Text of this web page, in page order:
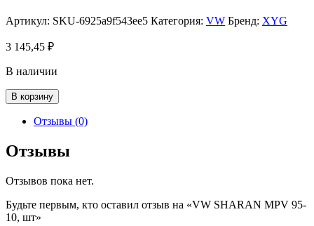
Артикул: SKU-6925a9f543ee5 Категория: VW Бренд: XYG
3 145,45 ₽
В наличии
Количество
товара
VW
MPV
95-
шт
В корзину
Отзывы (0)
Отзывы
Отзывов пока нет.
Будьте первым, кто оставил отзыв на «VW SHARAN MPV 95-
10, шт»